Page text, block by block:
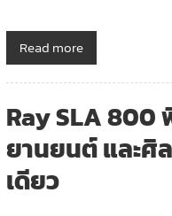
Read more
Ray SLA 800
ยานยนต์ และศิ
เดียว